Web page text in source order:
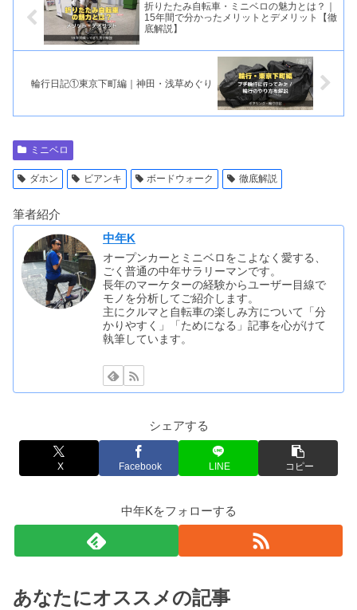
折りたたみ自転車・ミニベロの魅力とは？｜
15年間で分かったメリットとデメリット【徹
底解説】
輪行日記①東京下町編｜神田・浅草めぐり
ミニベロ
ダホン ビアンキ ボードウォーク 徹底解説
筆者紹介
中年K
オープンカーとミニベロをこよなく愛する、
ごく普通の中年サラリーマンです。
長年のマーケターの経験からユーザー目線で
モノを分析してご紹介します。
主にクルマと自転車の楽しみ方について「分
かりやすく」「ためになる」記事を心がけて
執筆しています。
シェアする
X Facebook LINE コピー
中年Kをフォローする
あなたにオススメの記事